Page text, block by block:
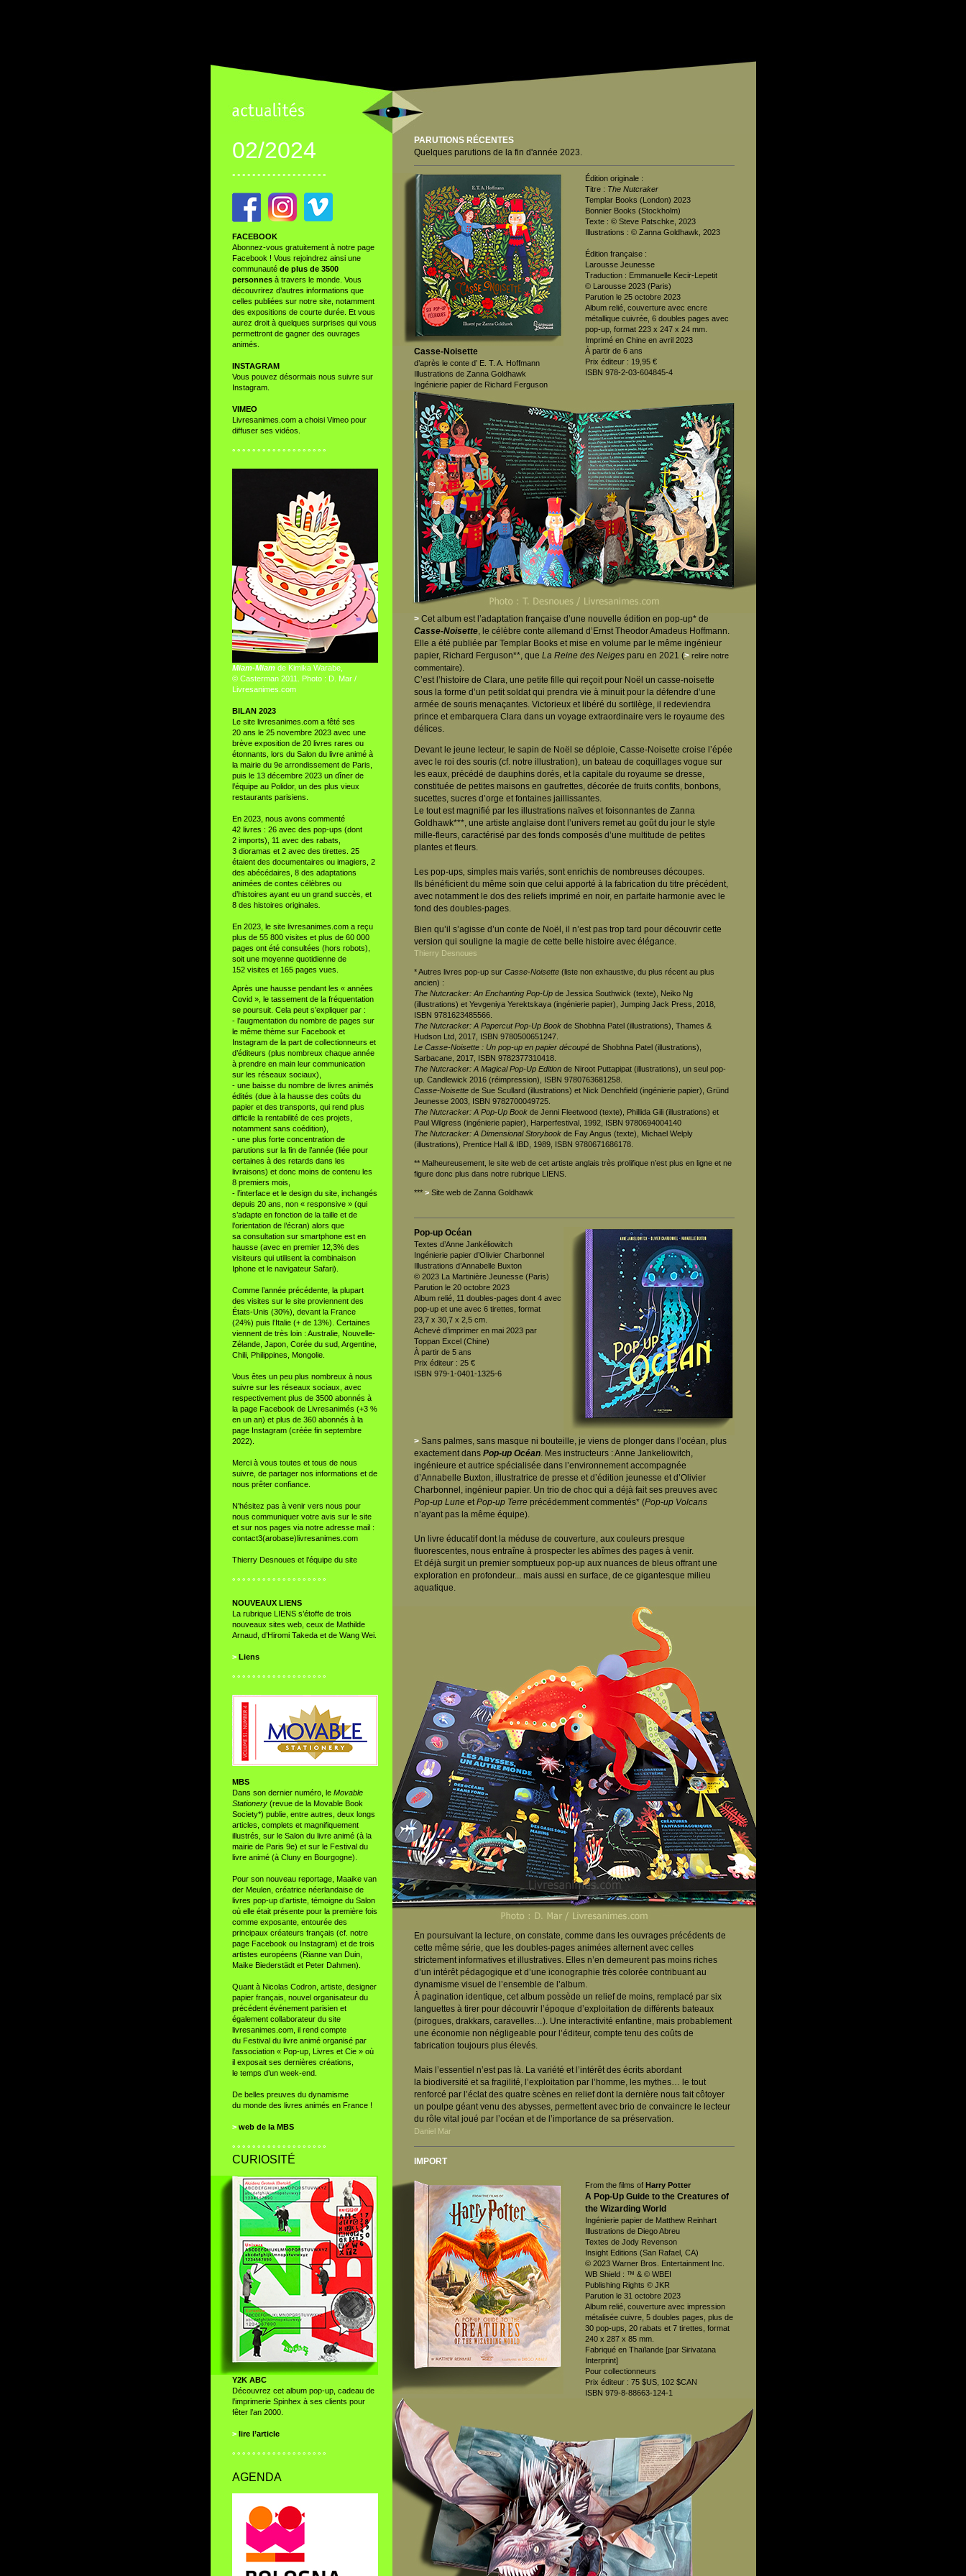
02/2024
° ° ° ° ° ° ° ° ° ° ° ° ° ° ° ° ° ° °
FACEBOOK
Abonnez-vous gratuitement à notre page
Facebook ! Vous rejoindrez ainsi une
communauté de plus de 3500
personnesà travers le monde. Vous
découvrirez d’autres informations que
celles publiées sur notre site, notamment
des expositions de courte durée. Et vous
aurez droit à quelques surprises qui vous
permettront de gagner des ouvrages
animés.
INSTAGRAM
Vous pouvez désormais nous suivre sur
Instagram.
VIMEO
Livresanimes.com a choisi Vimeo pour
diffuser ses vidéos.
° ° ° ° ° ° ° ° ° ° ° ° ° ° ° ° ° ° °
Miam-Miamde Kimika Warabe,
© Casterman 2011. Photo : D. Mar /
Livresanimes.com
BILAN 2023
Le site livresanimes.com a fêté ses
20 ans le 25 novembre 2023 avec une
brève exposition de 20 livres rares ou
étonnants, lors du Salon du livre animé à
la mairie du 9e arrondissement de Paris,
puis le 13 décembre 2023 un dîner de
l’équipe au Polidor, un des plus vieux
restaurants parisiens.
En 2023, nous avons commenté
42 livres : 26 avec des pop-ups (dont
2 imports), 11 avec des rabats,
3 dioramas et 2 avec des tirettes. 25
étaient des documentaires ou imagiers, 2
des abécédaires, 8 des adaptations
animées de contes célèbres ou
d’histoires ayant eu un grand succès, et
8 des histoires originales
En 2023, le site livresanimes.com a reçu
plus de 55 800 visites et plus de 60 000
pages ont été consultées (hors robots),
soit une moyenne quotidienne de
152 visites et 165 pages vues.
Après une hausse pendant les « années
Covid », le tassement de la fréquentation
se poursuit. Cela peut s’expliquer par :
- l’augmentation du nombre de pages sur
le même thème sur Facebook et
Instagram de la part de collectionneurs et
d’éditeurs (plus nombreux chaque année
à prendre en main leur communication
sur les réseaux sociaux),
- une baisse du nombre de livres animés
édités (due à la hausse des coûts du
papier et des transports, qui rend plus
difficile la rentabilité de ces projets,
notamment sans coédition),
- une plus forte concentration de
parutions sur la fin de l’année (liée pour
certaines à des retards dans les
livraisons) et donc moins de contenu les
8 premiers mois,
- l’interface et le design du site, inchangés
depuis 20 ans, non « responsive » (qui
s’adapte en fonction de la taille et de
l’orientation de l’écran) alors que
sa consultation sur smartphone est en
hausse (avec en premier 12,3% des
visiteurs qui utilisent la combinaison
Iphone et le navigateur Safari).
Comme l’année précédente, la plupart
des visites sur le site proviennent des
États-Unis (30%), devant la France
(24%) puis l’Italie (+ de 13%). Certaines
viennent de très loin : Australie, Nouvelle-
Zélande, Japon, Corée du sud, Argentine,
Chili, Philippines, Mongolie.
Vous êtes un peu plus nombreux à nous
suivre sur les réseaux sociaux, avec
respectivement plus de 3500 abonnés à
la page Facebook de Livresanimés (+3 %
en un an) et plus de 360 abonnés à la
page Instagram (créée fin septembre
2022).
Merci à vous toutes et tous de nous
suivre, de partager nos informations et de
nous prêter confiance.
N'hésitez pas à venir vers nous pour
nous communiquer votre avis sur le site
et sur nos pages via notre adresse mail :
contact3(arobase)livresanimes.com
Thierry Desnoues et l’équipe du site
° ° ° ° ° ° ° ° ° ° ° ° ° ° ° ° ° ° °
NOUVEAUX LIENS
La rubrique LIENS s’étoffe de trois
nouveaux sites web, ceux de Mathilde
Arnaud, d’Hiromi Takeda et de Wang Wei.
> Liens
° ° ° ° ° ° ° ° ° ° ° ° ° ° ° ° ° ° °
MBS
Dans son dernier numéro, leMovable
Stationery(revue de la Movable Book
Society*) publie, entre autres, deux longs
articles, complets et magnifiquement
illustrés, sur le Salon du livre animé (à la
mairie de Paris 9e) et sur le Festival du
livre animé (à Cluny en Bourgogne).
Pour son nouveau reportage, Maaike van
der Meulen, créatrice néerlandaise de
livres pop-up d’artiste, témoigne du Salon
où elle était présente pour la première fois
comme exposante, entourée des
principaux créateurs français (cf. notre
page Facebook ou Instagram) et de trois
artistes européens (Rianne van Duin,
Maike Biederstädt et Peter Dahmen).
Quant à Nicolas Codron, artiste, designer
papier français, nouvel organisateur du
précédent événement parisien et
également collaborateur du site
livresanimes.com, il rend compte
du Festival du livre animé organisé par
l’association « Pop-up, Livres et Cie » où
il exposait ses dernières créations,
le temps d’un week-end.
De belles preuves du dynamisme
du monde des livres animés en France !
> web de la MBS
° ° ° ° ° ° ° ° ° ° ° ° ° ° ° ° ° ° °
CURIOSITÉ
Y2K ABC
Découvrez cet album pop-up, cadeau de
l’imprimerie Spinhex à ses clients pour
fêter l’an 2000.
> lire l’article
° ° ° ° ° ° ° ° ° ° ° ° ° ° ° ° ° ° °
AGENDA
PARUTIONS RÉCENTES
Quelques parutionsde la fin d'année 2023.
Casse-Noisette
d’après le conte d’ E. T. A. Hoffmann
Illustrations de Zanna Goldhawk
Ingénierie papier de Richard Ferguson
Édition originale :
Titre : The Nutcraker
Templar Books (London) 2023
Bonnier Books (Stockholm)
Texte : © Steve Patschke, 2023
Illustrations : © Zanna Goldhawk, 2023
Édition française :
Larousse Jeunesse
Traduction : Emmanuelle Kecir-Lepetit
© Larousse 2023 (Paris)
Parution le 25 octobre 2023
Album relié, couverture avec encre
métallique cuivrée, 6 doubles pages avec
pop-up, format 223 x 247 x 24 mm.
Imprimé en Chine en avril 2023
À partir de 6 ans
Prix éditeur : 19,95 €
ISBN 978-2-03-604845-4
>Cet album est l’adaptation française d’une nouvelle édition en pop-up* de
Casse-Noisette, le célèbre conte allemand d’Ernst Theodor Amadeus Hoffmann.
Elle a été publiée par Templar Books et mise en volume par le même ingénieur
papier, Richard Ferguson**, que La Reine des Neiges paru en 2021 (> relire notre
commentaire).
C’est l’histoire de Clara, une petite fille qui reçoit pour Noël un casse-noisette
sous la forme d’un petit soldat qui prendra vie à minuit pour la défendre d’une
armée de souris menaçantes. Victorieux et libéré du sortilège, il redeviendra
prince et embarquera Clara dans un voyage extraordinaire vers le royaume des
délices.
Devant le jeune lecteur, le sapin de Noël se déploie, Casse-Noisette croise l’épée
avec le roi des souris (cf. notre illustration), un bateau de coquillages vogue sur
les eaux, précédé de dauphins dorés, et la capitale du royaume se dresse,
constituée de petites maisons en gaufrettes, décorée de fruits confits, bonbons,
sucettes, sucres d’orge et fontaines jaillissantes.
Le tout est magnifié par les illustrations naïves et foisonnantes de Zanna
Goldhawk***, une artiste anglaise dont l’univers remet au goût du jour le style
mille-fleurs, caractérisé par des fonds composés d’une multitude de petites
plantes et fleurs.
Les pop-ups, simples mais variés, sont enrichis de nombreuses découpes.
Ils bénéficient du même soin que celui apporté à la fabrication du titre précédent,
avec notamment le dos des reliefs imprimé en noir, en parfaite harmonie avec le
fond des doubles-pages.
Bien qu’il s’agisse d’un conte de Noël, il n’est pas trop tard pour découvrir cette
version qui souligne la magie de cette belle histoire avec élégance.
Thierry Desnoues
* Autres livres pop-up sur Casse-Noisette(liste non exhaustive, du plus récent au plus
ancien) :
The Nutcracker: An Enchanting Pop-Upde Jessica Southwick (texte), Neiko Ng
(illustrations) et Yevgeniya Yerektskaya (ingénierie papier), Jumping Jack Press, 2018,
ISBN 9781623485566.
The Nutcracker: A Papercut Pop-Up Bookde Shobhna Patel (illustrations), Thames &
Hudson Ltd, 2017, ISBN 9780500651247.
Le Casse-Noisette : Un pop-up en papier découpéde Shobhna Patel (illustrations),
Sarbacane, 2017, ISBN 9782377310418.
The Nutcracker: A Magical Pop-Up Editionde Niroot Puttapipat (illustrations), un seul pop-
up. Candlewick 2016 (réimpression), ISBN 9780763681258.
Casse-Noisettede Sue Scullard (illustrations) et Nick Denchfield (ingénierie papier), Gründ
Jeunesse 2003, ISBN 9782700049725.
The Nutcracker: A Pop-Up Bookde Jenni Fleetwood (texte), Phillida Gili (illustrations) et
Paul Wilgress (ingénierie papier), Harperfestival, 1992, ISBN 9780694004140
The Nutcracker: A Dimensional Storybook de Fay Angus (texte), Michael Welply
(illustrations), Prentice Hall & IBD, 1989, ISBN 9780671686178.
** Malheureusement, le site web de cet artiste anglais très prolifique n’est plus en ligne et ne
figure donc plus dans notre rubrique LIENS.
*** > Site web de Zanna Goldhawk
Pop-up Océan
Textes d’Anne Jankéliowitch
Ingénierie papier d’Olivier Charbonnel
Illustrations d’Annabelle Buxton
© 2023 La Martinière Jeunesse (Paris)
Parution le 20 octobre 2023
Album relié, 11 doubles-pages dont 4 avec
pop-up et une avec 6 tirettes, format
23,7 x 30,7 x 2,5 cm.
Achevé d’imprimer en mai 2023 par
Toppan Excel (Chine)
À partir de 5 ans
Prix éditeur : 25 €
ISBN 979-1-0401-1325-6
>Sans palmes, sans masque ni bouteille, je viens de plonger dans l’océan, plus
exactement dans Pop-up Océan. Mes instructeurs : Anne Jankeliowitch,
ingénieure et autrice spécialisée dans l’environnement accompagnée
d’Annabelle Buxton, illustratrice de presse et d’édition jeunesse et d’Olivier
Charbonnel, ingénieur papier. Un trio de choc qui a déjà fait ses preuves avec
Pop-up LuneetPop-up Terre précédemment commentés* (Pop-up Volcans
n’ayant pas la même équipe).
Un livre éducatif dont la méduse de couverture, aux couleurs presque
fluorescentes, nous entraîne à prospecter les abîmes des pages à venir.
Et déjà surgit un premier somptueux pop-up aux nuances de bleus offrant une
exploration en profondeur... mais aussi en surface, de ce gigantesque milieu
aquatique.
En poursuivant la lecture, on constate, comme dans les ouvrages précédents de
cette même série, que les doubles-pages animées alternent avec celles
strictement informatives et illustratives. Elles n’en demeurent pas moins riches
d’un intérêt pédagogique et d’une iconographie très colorée contribuant au
dynamisme visuel de l’ensemble de l’album.
À pagination identique, cet album possède un relief de moins, remplacé par six
languettes à tirer pour découvrir l’époque d’exploitation de différents bateaux
(pirogues, drakkars, caravelles…). Une interactivité enfantine, mais probablement
une économie non négligeable pour l’éditeur, compte tenu des coûts de
fabrication toujours plus élevés.
Mais l’essentiel n’est pas là. La variété et l’intérêt des écrits abordant
la biodiversité et sa fragilité, l’exploitation par l’homme, les mythes… le tout
renforcé par l’éclat des quatre scènes en relief dont la dernière nous fait côtoyer
un poulpe géant venu des abysses, permettent avec brio de convaincre le lecteur
du rôle vital joué par l’océan et de l’importance de sa préservation.
Daniel Mar
IMPORT
From the films of Harry Potter
A Pop-Up Guide to the Creatures of
the Wizarding World
Ingénierie papier de Matthew Reinhart
Illustrations de Diego Abreu
Textes de Jody Revenson
Insight Editions (San Rafael, CA)
© 2023 Warner Bros. Entertainment Inc.
WB Shield : ™ & © WBEI
Publishing Rights © JKR
Parution le 31 octobre 2023
Album relié, couverture avec impression
métalisée cuivre, 5 doubles pages, plus de
30 pop-ups, 20 rabats et 7 tirettes, format
240 x 287 x 85 mm.
Fabriqué en Thaïlande [par Sirivatana
Interprint]
Pour collectionneurs
Prix éditeur : 75 $US, 102 $CAN
ISBN 979-8-88663-124-1